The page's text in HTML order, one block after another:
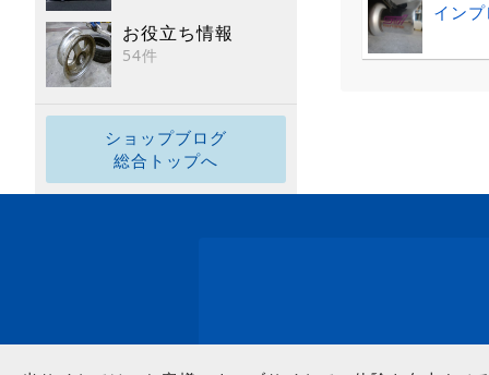
お役立ち情報
54件
ショップブログ
総合トップへ
イン